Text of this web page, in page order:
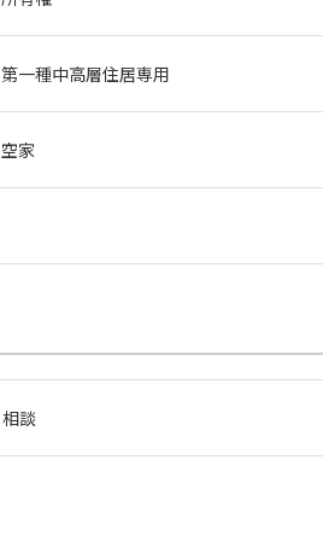
第一種中高層住居専用
空家
相談